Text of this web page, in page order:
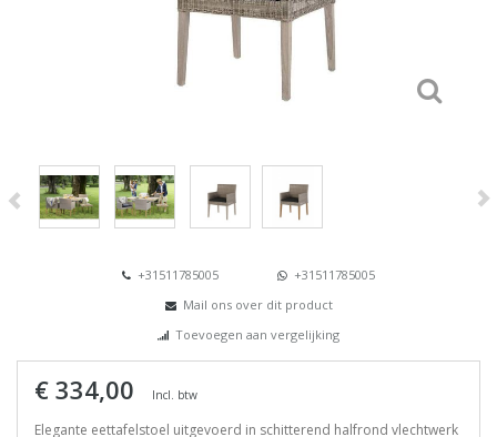
+31511785005
+31511785005
Mail ons over dit product
Toevoegen aan vergelijking
€ 334,00 Incl. btw
Elegante eettafelstoel uitgevoerd in schitterend halfrond vlechtwerk